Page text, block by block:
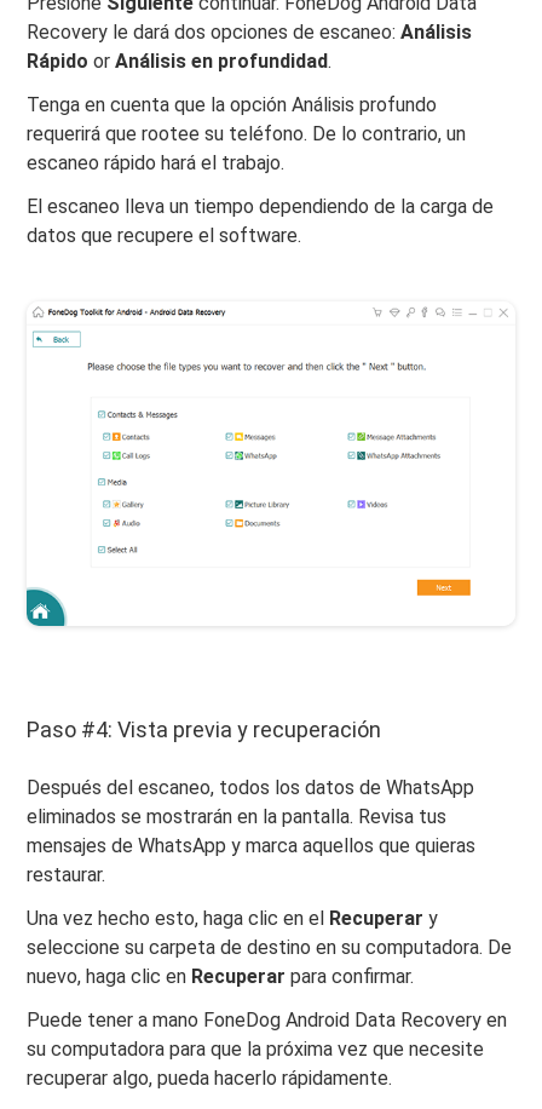
Recovery le dará dos opciones de escaneo:Análisis
Rápido orAnálisis en profundidad.
Tenga en cuenta que la opción Análisis profundo
requerirá que rootee su teléfono. De lo contrario, un
escaneo rápido hará el trabajo.
El escaneo lleva un tiempo dependiendo de la carga de
datos que recupere el software.
Paso #4: Vista previa y recuperación
Después del escaneo, todos los datos de WhatsApp
eliminados se mostrarán en la pantalla. Revisa tus
mensajes de WhatsApp y marca aquellos que quieras
restaurar.
Una vez hecho esto, haga clic en el Recuperar y
seleccione su carpeta de destino en su computadora. De
nuevo, haga clic en Recuperar para confirmar.
Puede tener a mano FoneDog Android Data Recovery en
su computadora para que la próxima vez que necesite
recuperar algo, pueda hacerlo rápidamente.